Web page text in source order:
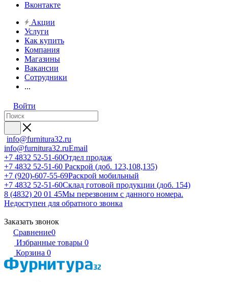
Вконтакте
Акции
Услуги
Как купить
Компания
Магазины
Вакансии
Сотрудники
...
Войти
info@furnitura32.ru
info@furnitura32.ruEmail
+7 4832 52-51-60Отдел продаж
+7 4832 52-51-60 Раскрой (доб. 123,108,135)
+7 (920)-607-55-69Раскрой мобильный
+7 4832 52-51-60Склад готовой продукции (доб. 154)
8 (4832) 20 01 45Мы перезвоним с данного номера.
Недоступен для обратного звонка
Заказать звонок
Сравнение0
Избранные товары 0
Корзина 0